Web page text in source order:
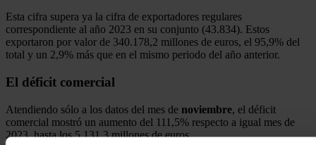
Esta cifra supera ya la cifra de exportadores regulares
correspondiente al año 2023 en su conjunto (43.834). Estos
exportaron por valor de 340.178,2 millones de euros, el 95,9% del
total y un 2,9% más que en el mismo periodo del año anterior.
El déficit comercial
Atendiendo sólo a los datos del mes de noviembre, el déficit
comercial mostró un aumento del 111,5% respecto a igual mes de
2023, hasta los 5.131,3 millones de euros.